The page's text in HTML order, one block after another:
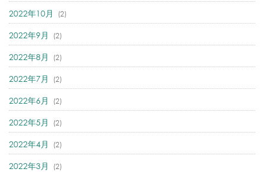
2022年10月 (2)
2022年9月 (2)
2022年8月 (2)
2022年7月 (2)
2022年6月 (2)
2022年5月 (2)
2022年4月 (2)
2022年3月 (2)